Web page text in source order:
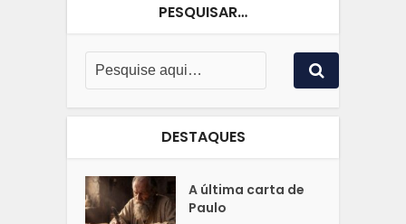
PESQUISAR…
DESTAQUES
A última carta de
Paulo